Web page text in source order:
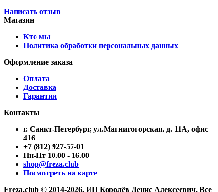
Написать отзыв
Магазин
Кто мы
Политика обработки персональных данных
Оформление заказа
Оплата
Доставка
Гарантии
Контакты
г. Санкт-Петербург, ул.Магнитогорская, д. 11А, офис
416
+7 (812) 927-57-01
Пн-Пт 10.00 - 16.00
shop@freza.club
Посмотреть на карте
Freza.club © 2014-2026. ИП Королёв Денис Алексеевич. Все